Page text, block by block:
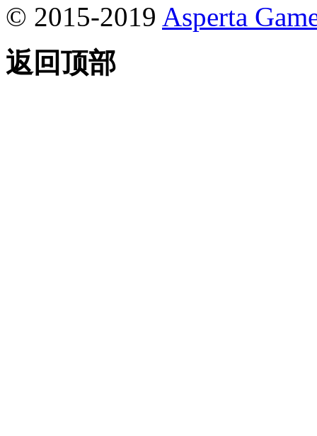
© 2015-2019 Asperta
返回顶部